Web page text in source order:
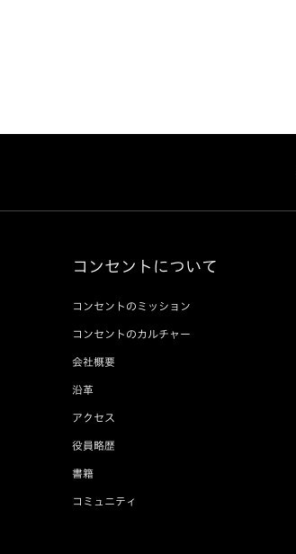
コンセントについて
コンセントのミッション
コンセントのカルチャー
会社概要
沿革
アクセス
役員略歴
書籍
コミュニティ